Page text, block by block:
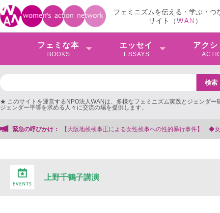
フェミニズムを伝える・学ぶ・つ
サイト（WAN ）
フェミな本
BOOKS
エッセイ
ESSAYS
アクシ
★ このサイトを運営するNPO法人WANは、多様なフェミニズム実践とジェンダー
ジェンダー平等を求める人々に交流の場を提供します。
緊急の呼びかけ：
大阪地検検事正による女性検事への性的暴行事件】 ◆女性検事を支援する会事
上野千鶴子講演